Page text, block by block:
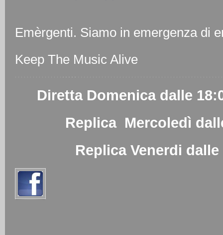
Emèrgenti. Siamo in emergenza di
Keep The Music Alive
Diretta Domenica dalle
Replica Mercoledì
Replica Venerdi